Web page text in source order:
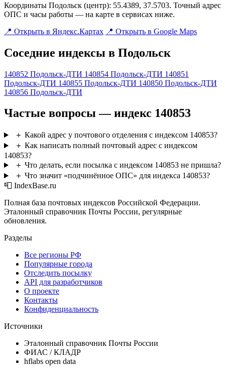
Координаты Подольск (центр): 55.4389, 37.5703. Точный адрес
ОПС и часы работы — на карте в сервисах ниже.
📍 Открыть в Яндекс.Картах 📍 Открыть в Google Maps
Соседние индексы в Подольск
140852 Подольск-ДТИ 140854 Подольск-ДТИ 140851
Подольск-ДТИ 140855 Подольск-ДТИ 140850 Подольск-ДТИ
140856 Подольск-ДТИ
Частые вопросы — индекс 140853
＋ Какой адрес у почтового отделения с индексом 140853?
＋ Как написать полный почтовый адрес с индексом
140853?
＋ Что делать, если посылка с индексом 140853 не пришла?
＋ Что значит «подчинённое ОПС» для индекса 140853?
📮 IndexBase.ru
Полная база почтовых индексов Российской Федерации.
Эталонный справочник Почты России, регулярные
обновления.
Разделы
Все регионы РФ
Популярные города
Отследить посылку
API для разработчиков
О проекте
Контакты
Конфиденциальность
Источники
Эталонный справочник Почты России
ФИАС / КЛАДР
hflabs open data